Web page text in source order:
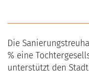
Die
% eine
unterstützt den